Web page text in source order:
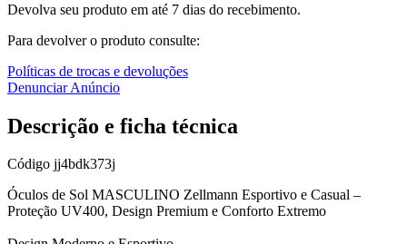
Devolva seu produto em até 7 dias do recebimento.
Para devolver o produto consulte:
Políticas de trocas e devoluções
Denunciar Anúncio
Descrição e ficha técnica
Código jj4bdk373j
Óculos de Sol MASCULINO Zellmann Esportivo e Casual –
Proteção UV400, Design Premium e Conforto Extremo